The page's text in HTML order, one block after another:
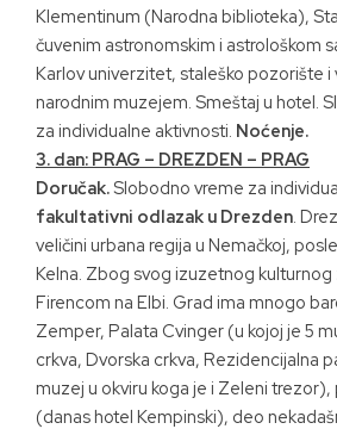
Klementinum (Narodna biblioteka),
čuvenim astronomskim i astrološkom
Karlov univerzitet, staleško pozorište i
narodnim muzejem. Smeštaj u hotel.
za individualne aktivnosti. Noćenje.
3. dan: PRAG – DREZDEN – PRAG
Doručak.Slobodno vreme za
fakultativni odlazak u Drezden.
veličini urbana regija u Nemačkoj,
Kelna. Zbog svog izuzetnog kulturnog
Firencom na Elbi. Grad ima mnogo
Zemper, Palata Cvinger (u kojoj je 5
crkva, Dvorska crkva, Rezidencijalna
muzej u okviru koga je i Zeleni
(danas hotel Kempinski), deo